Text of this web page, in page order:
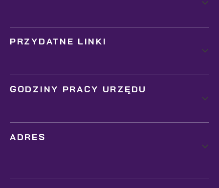
PRZYDATNE LINKI
GODZINY PRACY URZĘDU
ADRES